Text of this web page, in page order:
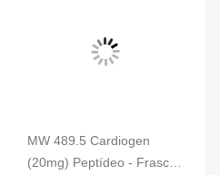
MW 489.5 Cardiogen
(20mg) Peptídeo - Frascos